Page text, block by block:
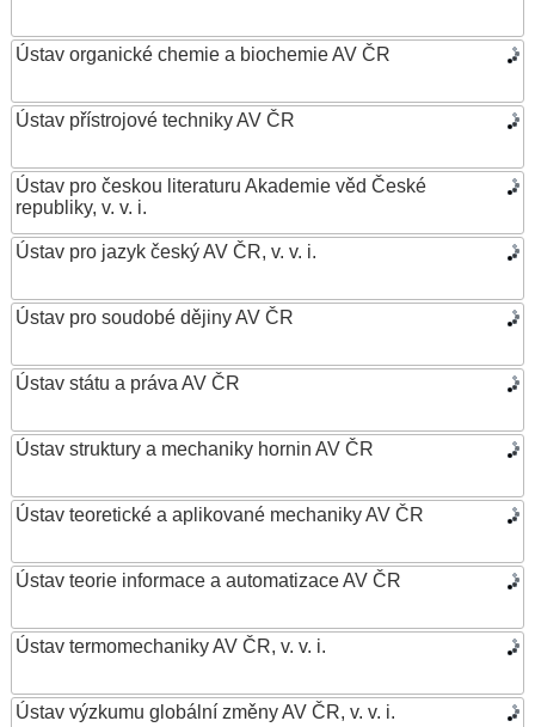
Ústav organické chemie a biochemie AV ČR
Ústav přístrojové techniky AV ČR
Ústav pro českou literaturu Akademie věd České
republiky, v. v. i.
Ústav pro jazyk český AV ČR, v. v. i.
Ústav pro soudobé dějiny AV ČR
Ústav státu a práva AV ČR
Ústav struktury a mechaniky hornin AV ČR
Ústav teoretické a aplikované mechaniky AV ČR
Ústav teorie informace a automatizace AV ČR
Ústav termomechaniky AV ČR, v. v. i.
Ústav výzkumu globální změny AV ČR, v. v. i.